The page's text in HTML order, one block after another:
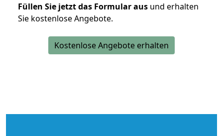
Füllen Sie jetzt das Formular aus und erhalten
Sie kostenlose Angebote.
Kostenlose Angebote erhalten